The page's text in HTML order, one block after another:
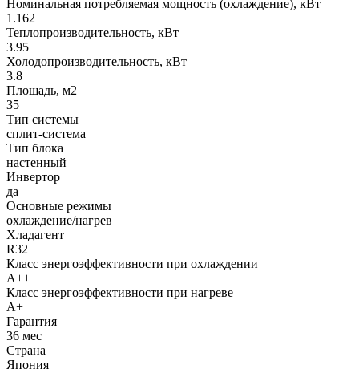
Номинальная потребляемая мощность (охлаждение), кВт
1.162
Теплопроизводительность, кВт
3.95
Холодопроизводительность, кВт
3.8
Площадь, м2
35
Тип системы
сплит-система
Тип блока
настенный
Инвертор
да
Основные режимы
охлаждение/нагрев
Хладагент
R32
Класс энергоэффективности при охлаждении
A++
Класс энергоэффективности при нагреве
A+
Гарантия
36 мес
Страна
Япония